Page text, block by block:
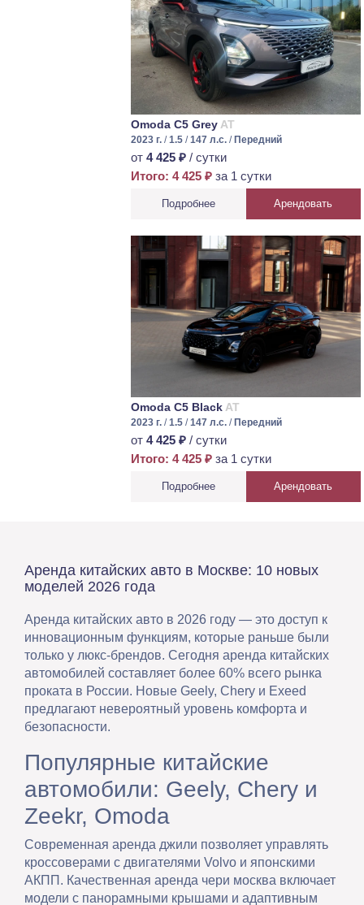
Omoda C5 Grey AT
2023 г. /1.5 /147 л.с. / Передний
от 4 425 ₽ / сутки
Итого: 4 425 ₽ за 1 сутки
Подробнее Арендовать
Omoda C5 Black AT
2023 г. /1.5 /147 л.с. / Передний
от 4 425 ₽ / сутки
Итого: 4 425 ₽ за 1 сутки
Подробнее Арендовать
Аренда китайских авто в Москве: 10 новых
моделей 2026 года
Аренда китайских авто в 2026 году — это доступ к
инновационным функциям, которые раньше были
только у люкс-брендов. Сегодня аренда китайских
автомобилей составляет более 60% всего рынка
проката в России. Новые Geely, Chery и Exeed
предлагают невероятный уровень комфорта и
безопасности.
Популярные китайские
автомобили: Geely, Chery и
Zeekr, Omoda
Современная аренда джили позволяет управлять
кроссоверами с двигателями Volvo и японскими
АКПП. Качественная аренда чери москва включает
модели с панорамными крышами и адаптивным